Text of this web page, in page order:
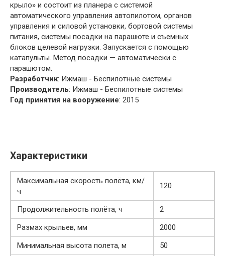
крыло» и состоит из планера с системой
автоматического управления автопилотом, органов
управления и силовой установки, бортовой системы
питания, системы посадки на парашюте и съемных
блоков целевой нагрузки. Запускается с помощью
катапульты. Метод посадки — автоматически с
парашютом.
Разработчик: Ижмаш - Беспилотные системы
Производитель: Ижмаш - Беспилотные системы
Год принятия на вооружение: 2015
Характеристики
Максимальная скорость полёта, км/
ч
120
Продолжительность полёта, ч
2
Размах крыльев, мм
2000
Минимальная высота полета, м
50